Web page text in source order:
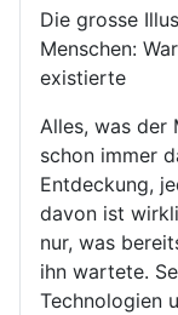
Die grosse
Menschen:
existierte
Alles, was der
schon immer
Entdeckung,
davon ist
nur, was
ihn wartete.
Technologien